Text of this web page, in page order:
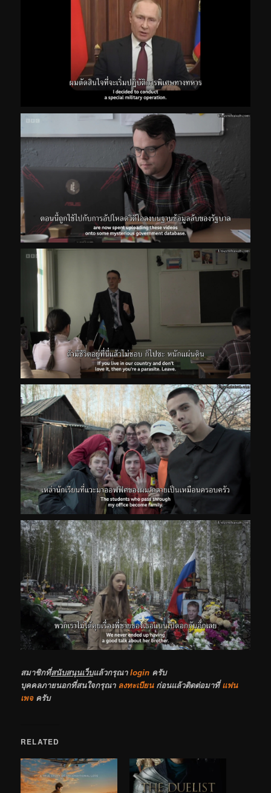
สมาชิกที่สนับสนุนเว็บแล้วกรุณาlogin ครับ
บุคคลภายนอกที่สนใจกรุณา ลงทะเบียนก่อนแล้วติดต่อมาที่แฟน
เพจครับ
RELATED